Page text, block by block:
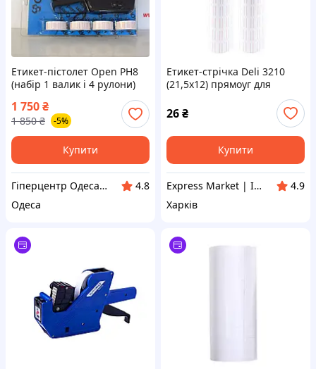
Етикет-пістолет Open PH8
(набір 1 валик і 4 рулони)
1 750₴
1 850 ₴ -5%
Купити
Гіперцентр Одеса - електроінструмент, такелаж, торгове обладнання
4.8
Одеса
Етикет-стрічка Deli 3210
(21,5х12) прямоуг для
26₴
Купити
Express Market | Інтернет Магазин | ex-market.com.ua
4.9
Харків